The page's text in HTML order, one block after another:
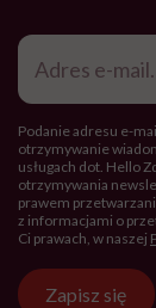
Adres
mail*
Podanie adresu e-
otrzymywanie
usługach dot. Hello
otrzymywania
prawem
z informacjami o
Ci prawach, w naszej
Zapisz się